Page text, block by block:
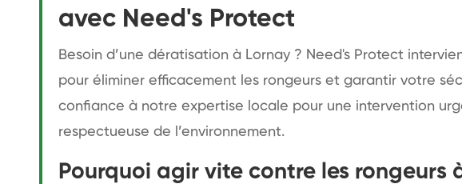
avec Need's Protect
Besoin d’une dératisation à Lornay ? Need's Protect
pour éliminer efficacement les rongeurs et garantir votre
confiance à notre expertise locale pour une intervention
respectueuse de l’environnement.
Pourquoi agir vite contre les rongeurs